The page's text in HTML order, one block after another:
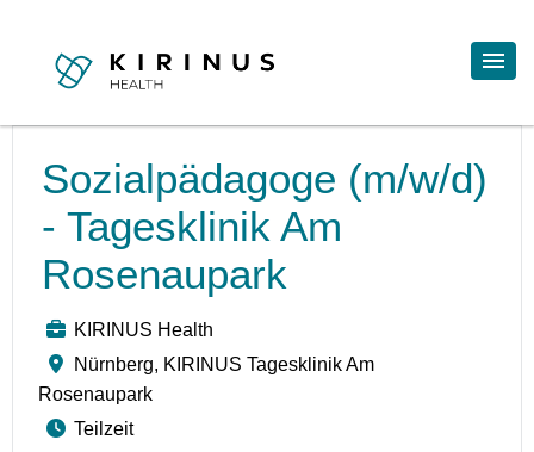
Sozialpädagoge (m/w/d)
- Tagesklinik Am
Rosenaupark
KIRINUS Health
Nürnberg, KIRINUS Tagesklinik Am
Rosenaupark
Teilzeit